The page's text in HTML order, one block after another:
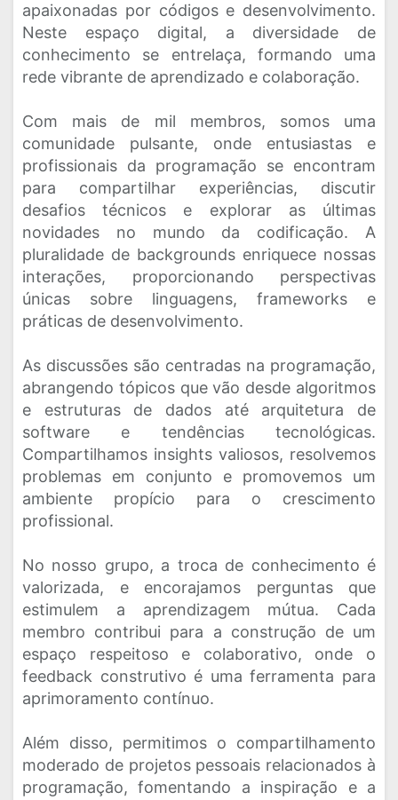
apaixonadas por códigos e desenvolvimento.
Neste espaço digital, a diversidade de
conhecimento se entrelaça, formando uma
rede vibrante de aprendizado e colaboração.
Com mais de mil membros, somos uma
comunidade pulsante, onde entusiastas e
profissionais da programação se encontram
para compartilhar experiências, discutir
desafios técnicos e explorar as últimas
novidades no mundo da codificação. A
pluralidade de backgrounds enriquece nossas
interações, proporcionando perspectivas
únicas sobre linguagens, frameworks e
práticas de desenvolvimento.
As discussões são centradas na programação,
abrangendo tópicos que vão desde algoritmos
e estruturas de dados até arquitetura de
software e tendências tecnológicas.
Compartilhamos insights valiosos, resolvemos
problemas em conjunto e promovemos um
ambiente propício para o crescimento
profissional.
No nosso grupo, a troca de conhecimento é
valorizada, e encorajamos perguntas que
estimulem a aprendizagem mútua. Cada
membro contribui para a construção de um
espaço respeitoso e colaborativo, onde o
feedback construtivo é uma ferramenta para
aprimoramento contínuo.
Além disso, permitimos o compartilhamento
moderado de projetos pessoais relacionados à
programação, fomentando a inspiração e a